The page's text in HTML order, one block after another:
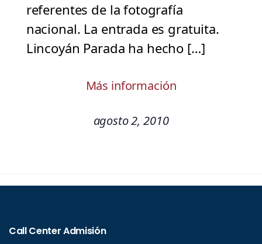
referentes de la fotografía
nacional. La entrada es gratuita.
Lincoyán Parada ha hecho […]
Más información
agosto 2, 2010